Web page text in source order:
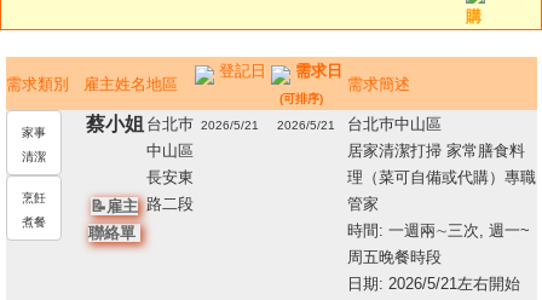
購
需求類別 雇主姓名地區
登記日 需求日
(可排序)
需求簡述
家事
清潔
烹飪
煮餐
蔡小姐
📝雇主
聯絡單
台北巿
中山區
長安東
路二段
2026/5/21 2026/5/21
台北巿中山區
居家清潔打掃 家常膳食料
理（菜可自備或代購）專職
管家
時間: 一週兩∼三次, 週一~
周五晚餐時段
日期: 2026/5/21左右開始